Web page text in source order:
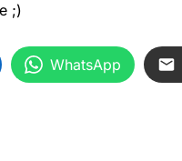
;)
WhatsApp